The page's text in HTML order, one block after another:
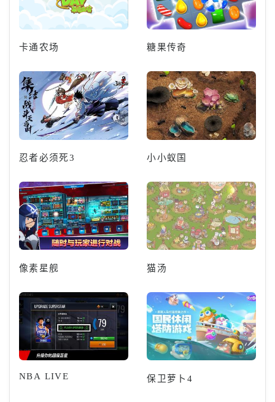
卡通农场 糖果传奇
忍者必须死3 小小蚁国
像素星舰 猫汤
NBA LIVE 保卫萝卜4